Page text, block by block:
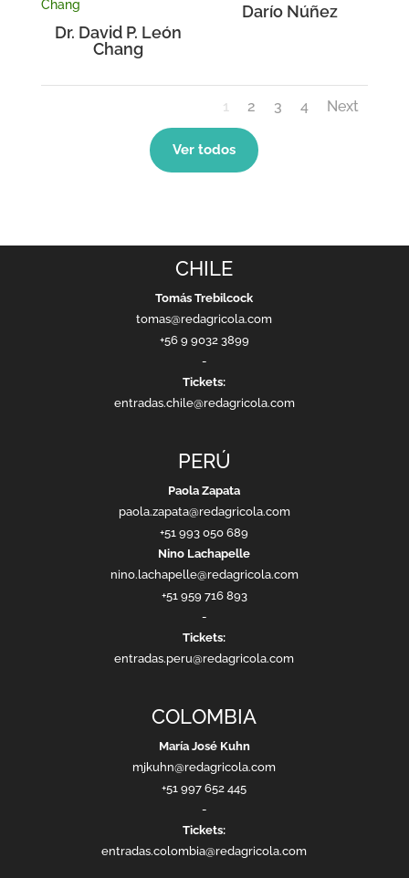
Dr. David P. León
Chang
Darío Núñez
1 2 3 4 Next
Ver todos
CHILE
Tomás Trebilcock
tomas@redagricola.com
+56 9 9032 3899
-
Tickets:
entradas.chile@redagricola.com
PERÚ
Paola Zapata
paola.zapata@redagricola.com
+51 993 050 689
Nino Lachapelle
nino.lachapelle@redagricola.com
+51 959 716 893
-
Tickets:
entradas.peru@redagricola.com
COLOMBIA
María José Kuhn
mjkuhn@redagricola.com
+51 997 652 445
-
Tickets:
entradas.colombia@redagricola.com